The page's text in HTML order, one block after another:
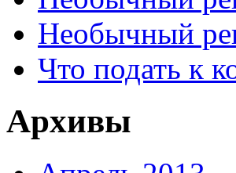
Необычный
Что подать к
Архивы